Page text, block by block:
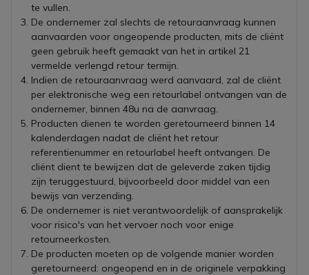
te vullen.
De ondernemer zal slechts de retouraanvraag kunnen
aanvaarden voor ongeopende producten, mits de cliënt
geen gebruik heeft gemaakt van het in artikel 21
vermelde verlengd retour termijn.
Indien de retouraanvraag werd aanvaard, zal de cliënt
per elektronische weg een retourlabel ontvangen van de
ondernemer, binnen 48u na de aanvraag.
Producten dienen te worden geretourneerd binnen 14
kalenderdagen nadat de cliënt het retour
referentienummer en retourlabel heeft ontvangen. De
cliënt dient te bewijzen dat de geleverde zaken tijdig
zijn teruggestuurd, bijvoorbeeld door middel van een
bewijs van verzending.
De ondernemer is niet verantwoordelijk of aansprakelijk
voor risico's van het vervoer noch voor enige
retourneerkosten.
De producten moeten op de volgende manier worden
geretourneerd: ongeopend en in de originele verpakking